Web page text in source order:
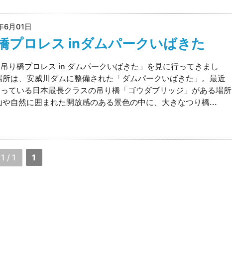
6月01日
プロレス inダムパークいばきた
り橋プロレス in ダムパークいばきた」を見に行ってきまし
は、安威川ダムに整備された「ダムパークいばきた」。最近
ている日本最長クラスの吊り橋「ゴウダブリッジ」がある場所
や自然に囲まれた開放感のある景色の中に、大きなつり橋...
1 / 1 1